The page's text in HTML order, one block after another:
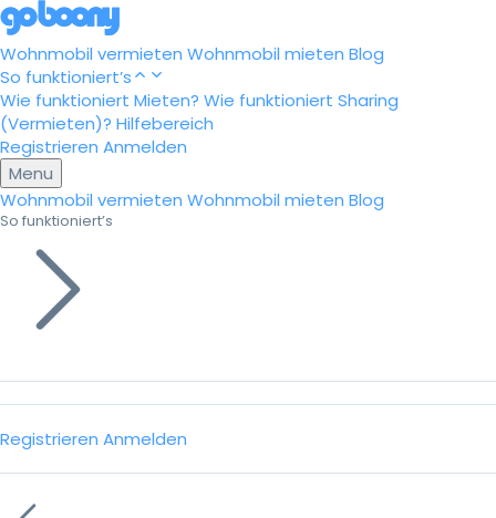
Wohnmobil vermieten Wohnmobil mieten Blog
So funktioniert’s
Wie funktioniert Mieten? Wie funktioniert Sharing
(Vermieten)? Hilfebereich
Registrieren Anmelden
Menu
Wohnmobil vermieten Wohnmobil mieten Blog
So funktioniert’s
Registrieren Anmelden